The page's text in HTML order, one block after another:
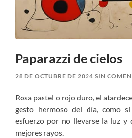
Paparazzi de cielos
28 DE OCTUBRE DE 2024 SIN
Rosa pastel o rojo duro, el
gesto hermoso del día, como
esfuerzo por no llevarse la luz y
mejores rayos.